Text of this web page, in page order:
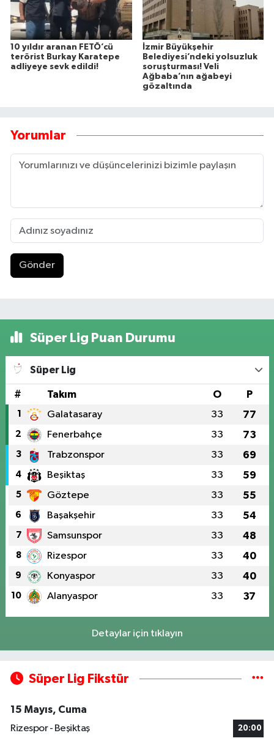
10 yıldır aranan FETÖ’cü
terörist Burkay Karatepe
adliyeye sevk edildi!
İzmir Büyükşehir
Belediyesi’ndeki yolsuzluk
soruşturması! Veli
Ağbaba’nın ağabeyi
gözaltında
Yorumlar
Gönder
Süper Lig Puan Durumu
Süper Lig
# Takım O P
1 Galatasaray 33 77
2 Fenerbahçe 33 73
3 Trabzonspor 33 69
4 Beşiktaş 33 59
5 Göztepe 33 55
6 Başakşehir 33 54
7 Samsunspor 33 48
8 Rizespor 33 40
9 Konyaspor 33 40
10 Alanyaspor 33 37
Detaylar için tıklayın
Süper Lig Fikstür
15 Mayıs, Cuma
Rizespor - Beşiktaş
20:00